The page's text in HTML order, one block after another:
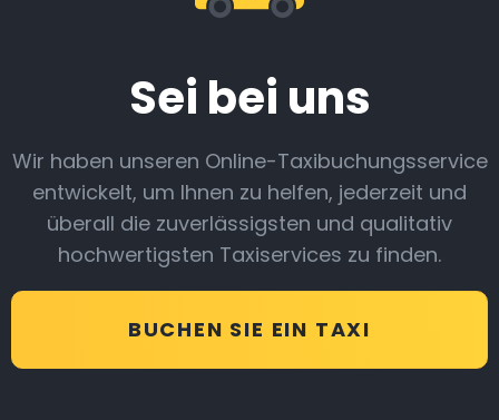
Sei bei uns
Wir haben unseren Online-Taxibuchungsservice
entwickelt, um Ihnen zu helfen, jederzeit und
überall die zuverlässigsten und qualitativ
hochwertigsten Taxiservices zu finden.
BUCHEN SIE EIN TAXI